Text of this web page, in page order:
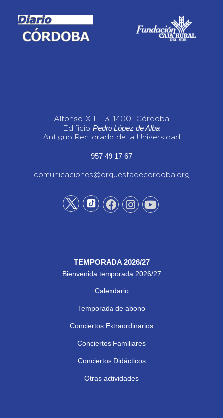
Alfonso XIII, 13, 14001 Córdoba
Edificio Pedro López de Alba
Antiguo Rectorado de la Universidad
957 49 17 67
comunicaciones@orquestadecordoba.org
TEMPORADA 2026/27
Bienvenida temporada 2026/27
Calendario
Temporada de abono
Conciertos Extraordinarios
Conciertos Familiares
Conciertos Didácticos
Otras actividades